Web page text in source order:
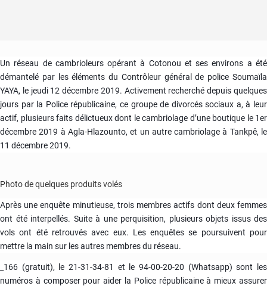
Un réseau de cambrioleurs opérant à Cotonou et ses environs a été
démantelé par les éléments du Contrôleur général de police Soumaïla
YAYA, le jeudi 12 décembre 2019. Activement recherché depuis quelques
jours par la Police républicaine, ce groupe de divorcés sociaux a, à leur
actif, plusieurs faits délictueux dont le cambriolage d’une boutique le 1er
décembre 2019 à Agla-Hlazounto, et un autrecambriolage à Tankpê, le
11 décembre 2019.
Photo de quelques produits volés
Après une enquête minutieuse, trois membres actifs dont deux femmes
ont été interpellés. Suite à une perquisition, plusieurs objets issus des
vols ont été retrouvés avec eux. Les enquêtes se poursuivent pour
mettre la main sur les autres membres du réseau.
_166 (gratuit), le 21-31-34-81 et le 94-00-20-20 (Whatsapp) sont les
numéros à composer pour aider la Police républicaine à mieux assurer